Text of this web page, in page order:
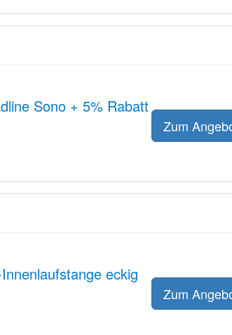
Sono + 5% Rabatt
Zum
eckig
Zum